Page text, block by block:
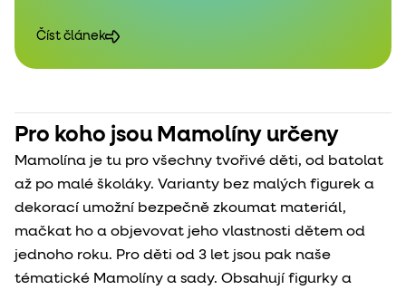
Číst článek
Pro koho jsou Mamolíny určeny
Mamolína je tu pro všechny tvořivé děti, od batolat
až po malé školáky. Varianty bez malých figurek a
dekorací umožní bezpečně zkoumat materiál,
mačkat ho a objevovat jeho vlastnosti dětem od
jednoho roku. Pro děti od 3 let jsou pak naše
tématické Mamolíny a sady. Obsahují figurky a